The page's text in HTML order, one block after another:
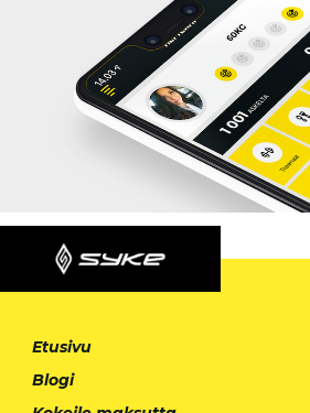
Etusivu
Blogi